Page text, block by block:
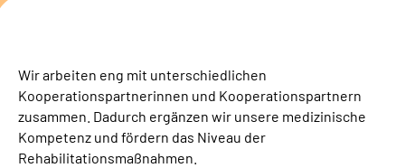
Sozialdienste & Zuweisende
Suche
Wir arbeiten eng mit unterschiedlichen
Kooperationspartnerinnen und Kooperationspartnern
zusammen. Dadurch ergänzen wir unsere medizinische
Kompetenz und fördern das Niveau der
Rehabilitationsmaßnahmen.